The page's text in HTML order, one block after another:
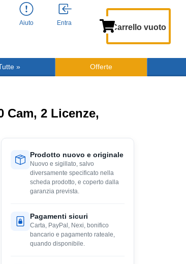
Aiuto Entra Carrello vuoto
» Offerte
Cam, 2 Licenze,
Prodotto nuovo e originale
Nuovo e sigillato, salvo
diversamente specificato nella
scheda prodotto, e coperto dalla
garanzia prevista.
Pagamenti sicuri
Carta, PayPal, Nexi, bonifico
bancario e pagamento rateale,
quando disponibile.